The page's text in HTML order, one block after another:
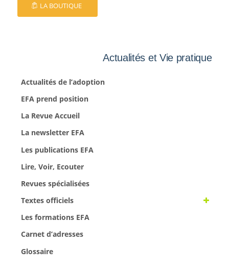
LA BOUTIQUE
Actualités et Vie pratique
Actualités de l’adoption
EFA prend position
La Revue Accueil
La newsletter EFA
Les publications EFA
Lire, Voir, Ecouter
Revues spécialisées
Textes officiels
Les formations EFA
Carnet d’adresses
Glossaire